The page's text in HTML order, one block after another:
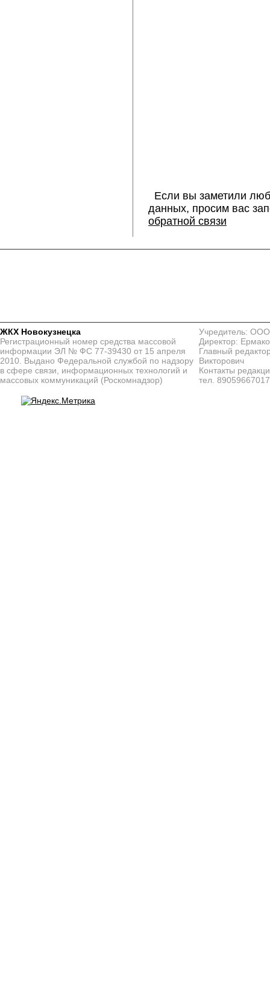
Если вы заметили
данных, просим вас
обратной связи
ЖКХ Новокузнецка
Регистрационный номер средства массовой
информации ЭЛ № ФС 77-39430 от 15 апреля
2010. Выдано Федеральной службой по надзору
в сфере связи, информационных технологий и
массовых коммуникаций (Роскомнадзор)
Учредитель:
Директор:
Главный
Викторович
Контакты
тел. 89059667017